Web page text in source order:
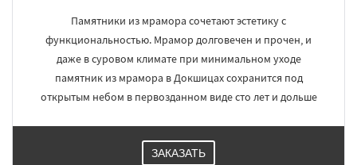
Памятники из мрамора сочетают эстетику с
функциональностью. Мрамор долговечен и прочен, и
даже в суровом климате при минимальном уходе
памятник из мрамора в Докшицах сохранится под
открытым небом в первозданном виде сто лет и дольше
ЗАКАЗАТЬ